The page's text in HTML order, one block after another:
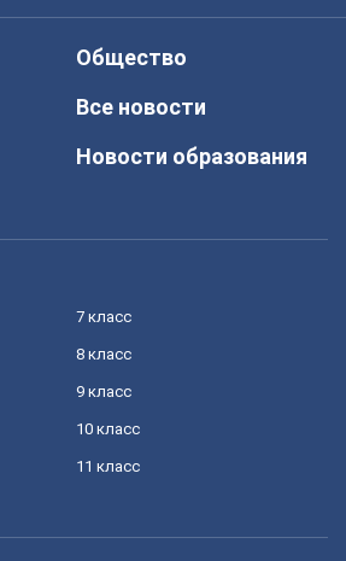
Общество
Все новости
Новости образования
7 класс
8 класс
9 класс
10 класс
11 класс